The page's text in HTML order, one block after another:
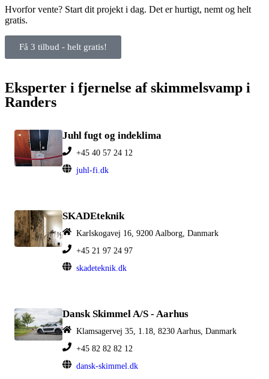
Hvorfor vente? Start dit projekt i dag. Det er hurtigt, nemt og helt
gratis.
Få 3 tilbud - helt gratis!
Eksperter i fjernelse af skimmelsvamp i
Randers
Juhl fugt og indeklima
+45 40 57 24 12
juhl-fi.dk
SKADEteknik
Karlskogavej 16, 9200 Aalborg, Danmark
+45 21 97 24 97
skadeteknik.dk
Dansk Skimmel A/S - Aarhus
Klamsagervej 35, 1.18, 8230 Aarhus, Danmark
+45 82 82 82 12
dansk-skimmel.dk